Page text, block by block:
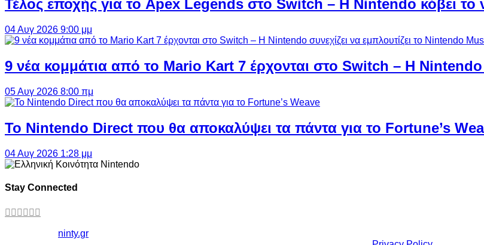
Τέλος εποχής για το Apex Legends στο Switch – Η Nintendo κόβει
04 Αυγ 2026 9:00 μμ
9 νέα κομμάτια από το Mario Kart 7 έρχονται στο Switch – Η Nintendo
05 Αυγ 2026 8:00 πμ
Το Nintendo Direct που θα αποκαλύψει τα πάντα για το Fortune’s
04 Αυγ 2026 1:28 μμ
Stay Connected
ninty.gr